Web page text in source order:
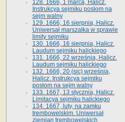
128. 1666, 1 marca, Halicz.
Instrukcya sejmiku posłom na
sejm walny
129. 1666, 16 sierpnia, Halicz.
Uniwersał marszałka w sprawie
limity sejmiku
130. 1666, 16 sierpnia, Halicz.
Laudum sejmiku halickiego
131. 1666, 22 września, Halicz.
Laudum sejmiku halickiego
132. 1666, 20 (sic) września,
Halicz. Instrukcya sejmiku
posłom na sejm walny
133. 1667, 13 stycznia, Halicz.
Limitacya sejmiku halickiego
134. 1667, luty, na zamku
trembowelskim. Uniwersał
ziemian trembowelskich